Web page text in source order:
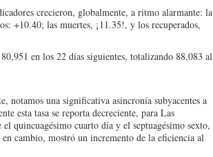
crecieron, globalmente, a ritmo alarmante: la
+10.40; las muertes, ¡11.35!, y los recuperados,
en los 22 días siguientes, totalizando 88,083 al
notamos una significativa asincronía subyacentes a
esta tasa se reporta decreciente, para Las
quincuagésimo cuarto día y el septuagésimo sexto,
cambio, mostró un incremento de la eficiencia al